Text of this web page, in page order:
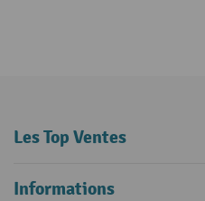
Les Top Ventes
Informations